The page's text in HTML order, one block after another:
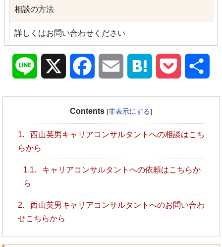
相談の方法
詳しくはお問い合わせください
Line Facebook Email Hatena Pocket
Contents [非表示にする]
1.
西山英男キャリアコンサルタントへの相談はこち
らから
1.1.
キャリアコンサルタントへの依頼はこちらか
ら
2.
西山英男キャリアコンサルタントへのお問い合わ
せこちらから